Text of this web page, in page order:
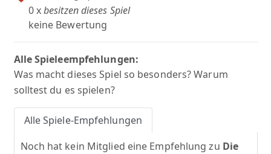
0 xbesitzen dieses Spiel
keine Bewertung
Alle Spieleempfehlungen:
Was macht dieses Spiel so besonders? Warum
solltest du es spielen?
Alle Spiele-Empfehlungen
Noch hat kein Mitglied eine Empfehlung zu Die